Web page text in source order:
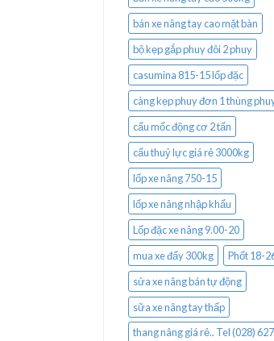
bán xe nâng tay cao mặt bàn
bộ kẹp gắp phuy đôi 2 phuy
casumina 815-15 lốp đặc
càng kẹp phuy đơn 1 thùng
cẩu mốc động cơ 2 tấn
cẩu thuỷ lực giá rẻ 3000kg
lốp xe nâng 750-15
lốp xe nâng nhập khẩu
Lốp đặc xe nâng 9.00-20
mua xe đẩy 300kg
Phốt 18-
sửa xe nâng bán tự động
sữa xe nâng tay thấp
thang nâng giá rẻ.. Tel (028)